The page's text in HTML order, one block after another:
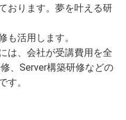
おります。夢を叶える研
も活用します。
は、会社が受講費用を全
、Server構築研修などの
す。